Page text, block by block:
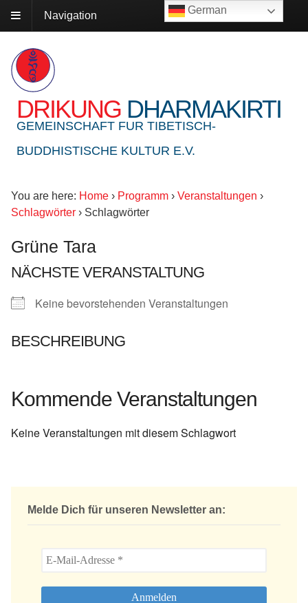
Navigation
DRIKUNG DHARMAKIRTI
GEMEINSCHAFT FUR TIBETISCH-
BUDDHISTISCHE KULTUR E.V.
You are here: Home › Programm › Veranstaltungen ›
Schlagwörter › Schlagwörter
Grüne Tara
NÄCHSTE VERANSTALTUNG
Keine bevorstehenden Veranstaltungen
BESCHREIBUNG
Kommende Veranstaltungen
Keine Veranstaltungen mit diesem Schlagwort
Melde Dich für unseren Newsletter an:
German